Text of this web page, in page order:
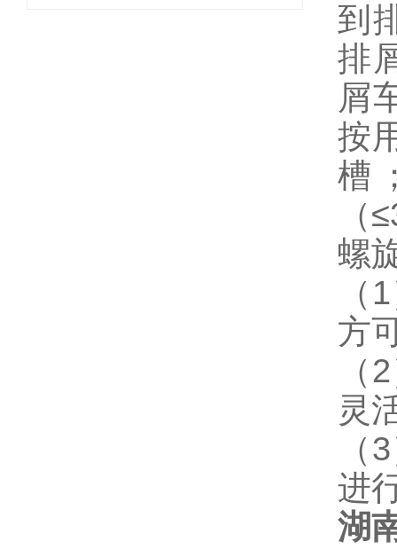
到
排
屑
按
槽
（
螺
方
灵
进
湖